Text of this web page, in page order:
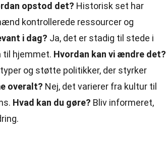
opstod det? Historisk set har
kontrollerede ressourcer og
i dag? Ja, det er stadig til stede i
til hjemmet. Hvordan kan vi ændre det?
og støtte politikker, der styrker
overalt? Nej, det varierer fra kultur til
Hvad kan du gøre? Bliv informeret,